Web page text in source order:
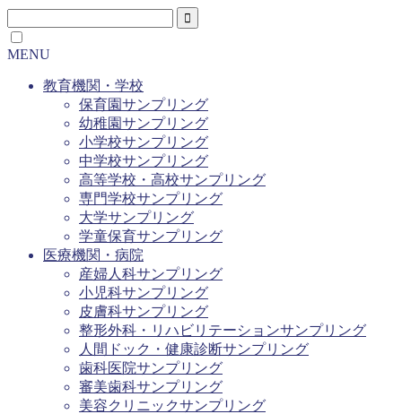
MENU
教育機関・学校
保育園サンプリング
幼稚園サンプリング
小学校サンプリング
中学校サンプリング
高等学校・高校サンプリング
専門学校サンプリング
大学サンプリング
学童保育サンプリング
医療機関・病院
産婦人科サンプリング
小児科サンプリング
皮膚科サンプリング
整形外科・リハビリテーションサンプリング
人間ドック・健康診断サンプリング
歯科医院サンプリング
審美歯科サンプリング
美容クリニックサンプリング